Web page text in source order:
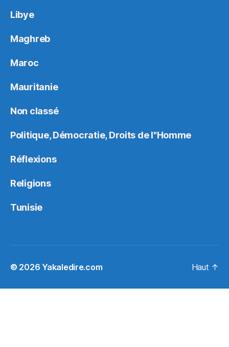
Libye
Maghreb
Maroc
Mauritanie
Non classé
Politique, Démocratie, Droits de l"Homme
Réflexions
Religions
Tunisie
© 2026 Yakaledire.com Haut ↑